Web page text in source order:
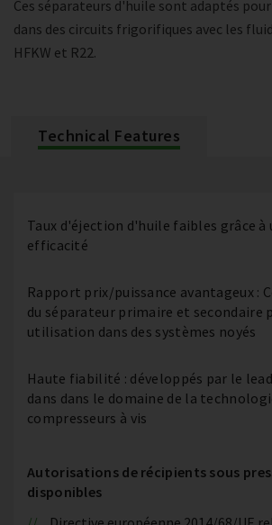
Ces séparateurs d'huile sont adaptés
dans des circuits frigorifiques avec les
HFKW et R22.
Technical Features
Taux d'éjection d'huile faibles grâce à
efficacité
Rapport prix/puissance avantageux :
du séparateur primaire et secondaire
utilisation dans des systèmes noyés
Haute fiabilité : développés par le
dans dans le domaine de la
compresseurs à vis
Autorisations de récipients sous
disponibles